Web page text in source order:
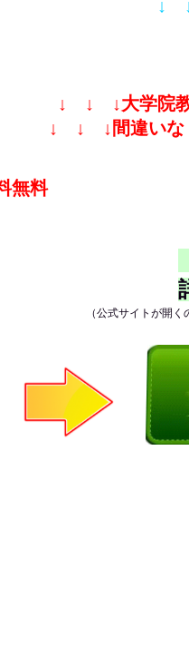
↓
↓ ↓ ↓大学院
↓ ↓ ↓ 間違い
無料
（公式サイトが開